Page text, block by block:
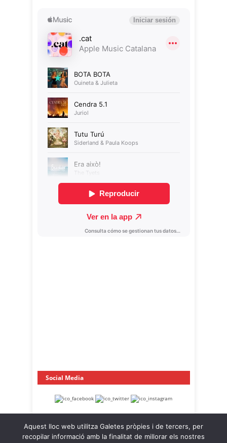
Social Media
Aquest lloc web utilitza Galetes pròpies i de tercers, per
recopilar informació amb la finalitat de millorar els nostres